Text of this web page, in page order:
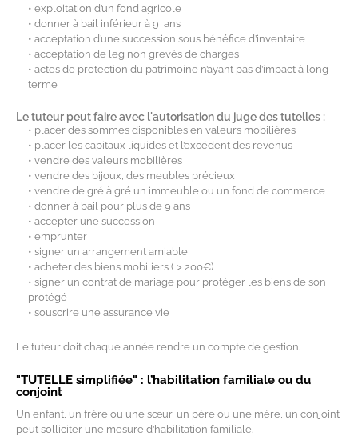
• exploitation d’un fond agricole
• donner à bail inférieur à 9 ans
• acceptation d’une succession sous bénéfice d’inventaire
• acceptation de leg non grevés de charges
• actes de protection du patrimoine n’ayant pas d’impact à long
terme
Le tuteur peut faire avec l'autorisation du juge des tutelles :
• placer des sommes disponibles en valeurs mobilières
• placer les capitaux liquides et l’excédent des revenus
• vendre des valeurs mobilières
• vendre des bijoux, des meubles précieux
• vendre de gré à gré un immeuble ou un fond de commerce
• donner à bail pour plus de 9 ans
• accepter une succession
• emprunter
• signer un arrangement amiable
• acheter des biens mobiliers ( > 200€)
• signer un contrat de mariage pour protéger les biens de son
protégé
• souscrire une assurance vie
Le tuteur doit chaque année rendre un compte de gestion.
"TUTELLE simplifiée" : l’habilitation familiale ou du
conjoint
Un enfant, un frère ou une sœur, un père ou une mère, un conjoint
peut solliciter une mesure d’habilitation familiale.